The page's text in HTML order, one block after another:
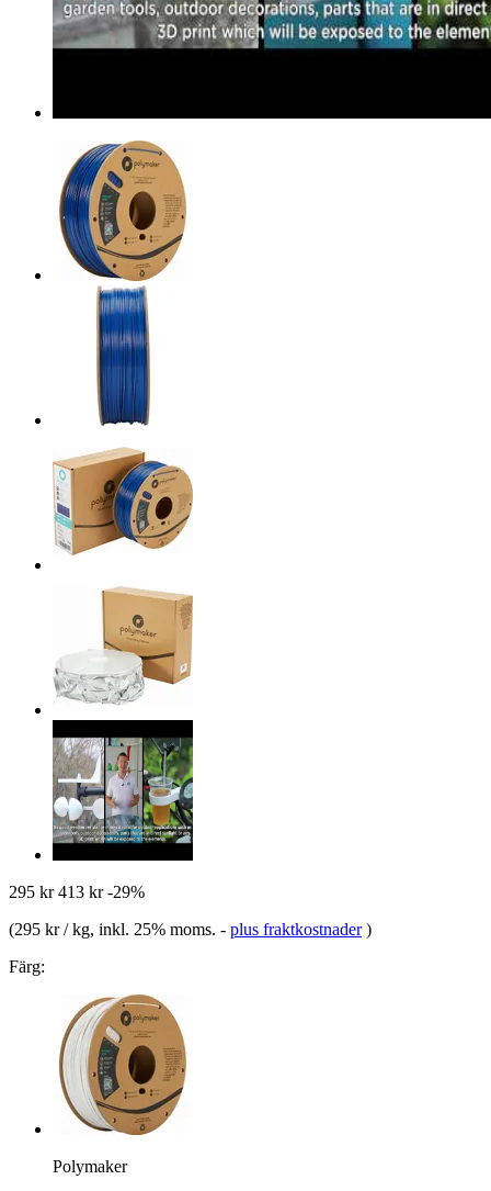
295 kr 413 kr -29%
(295 kr / kg, inkl. 25% moms. - plus fraktkostnader )
Färg:
Polymaker